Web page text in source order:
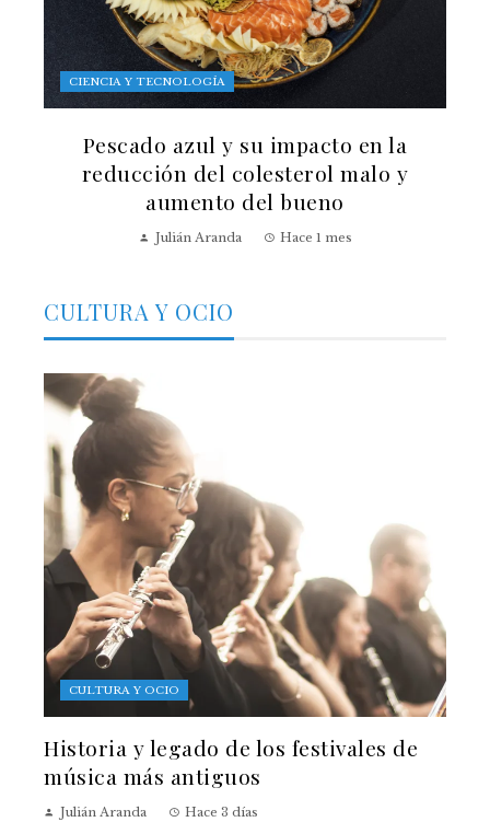
CIENCIA Y TECNOLOGÍA
Pescado azul y su impacto en la
reducción del colesterol malo y
aumento del bueno
Julián Aranda Hace 1 mes
CULTURA Y OCIO
CULTURA Y OCIO
Historia y legado de los festivales de
música más antiguos
Julián Aranda Hace 3 días